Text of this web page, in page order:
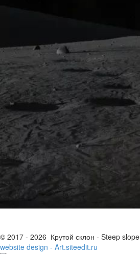
© 2017 - 2026 Крутой склон - Steep slope
website design - Art.siteedit.ru